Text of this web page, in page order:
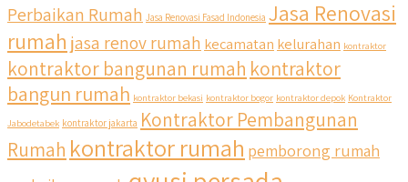
Perbaikan Rumah Jasa Renovasi Fasad Indonesia Jasa Renovasi
rumah jasa renov rumah kecamatan kelurahan kontraktor
kontraktor bangunan rumah kontraktor
bangun rumah kontraktor bekasi kontraktor bogor kontraktor depok Kontraktor
Jabodetabek kontraktor jakarta Kontraktor Pembangunan
Rumah kontraktor rumah pemborong rumah